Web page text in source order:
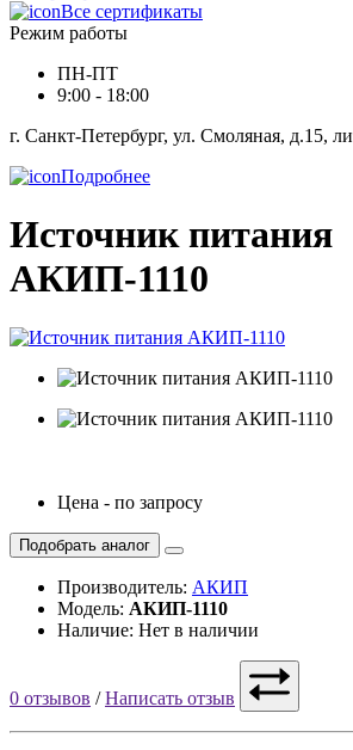
Все сертификаты
Режим работы
ПН-ПТ
9:00 - 18:00
г. Санкт-Петербург, ул. Смоляная, д.15,
Подробнее
Источник питания
АКИП-1110
Цена - по запросу
Подобрать аналог
Производитель: АКИП
Модель: АКИП-1110
Наличие: Нет в наличии
0 отзывов /Написать отзыв